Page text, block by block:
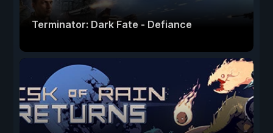
Terminator: Dark Fate - Defiance